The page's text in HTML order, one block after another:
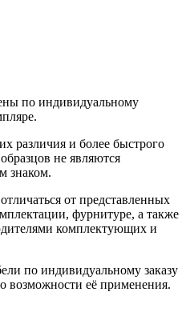
по индивидуальному
различия и более быстрого
не являются
знаком.
от представленных
фурнитуре, а также
комплектующих и
по индивидуальному заказу
возможности её применения.